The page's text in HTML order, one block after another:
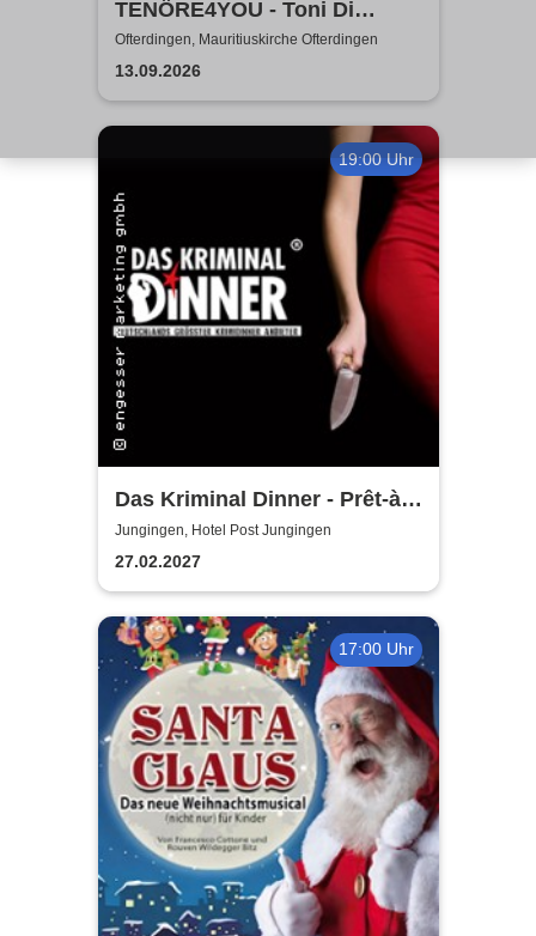
TENÖRE4YOU - Toni Di
Napoli & Pietro Pato
Ofterdingen, Mauritiuskirche Ofterdingen
13.09.2026
19:00 Uhr
Das Kriminal Dinner - Prêt-à-
morter - Der letzte Schrei
Jungingen, Hotel Post Jungingen
27.02.2027
17:00 Uhr